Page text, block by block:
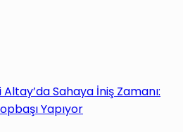
Sahaya İniş Zamanı:
Yapıyor